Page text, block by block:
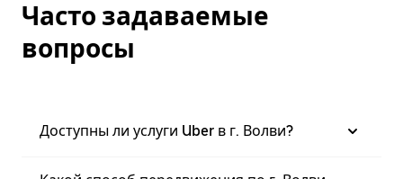
Часто задаваемые
вопросы
Доступны ли услуги Uber в г. Волви?